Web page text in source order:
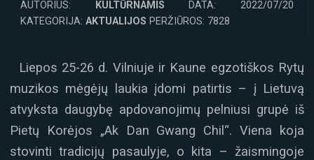
AUTORIUS: KULTŪRNAMIS DATA: 2022/07/20
KATEGORIJA: AKTUALIJOS PERŽIŪROS: 7828
Liepos 25-26 d. Vilniuje ir Kaune egzotiškos Rytų
muzikos mėgėjų laukia įdomi patirtis – į Lietuvą
atvyksta daugybę apdovanojimų pelniusi grupė iš
Pietų Korėjos „Ak Dan Gwang Chil“. Viena koja
stovinti tradicijų pasaulyje, o kita – žaismingoje